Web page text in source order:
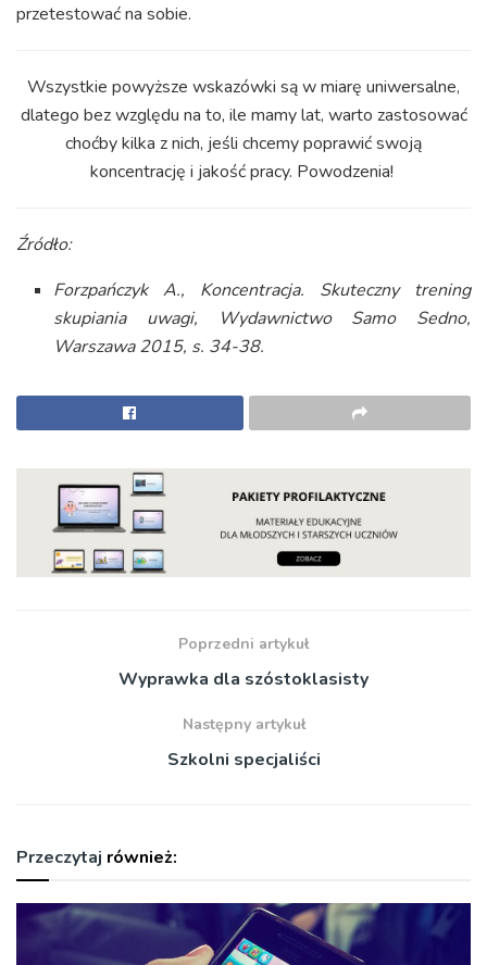
przetestować na sobie.
Wszystkie powyższe wskazówki są w miarę uniwersalne,
dlatego bez względu na to, ile mamy lat, warto zastosować
choćby kilka z nich, jeśli chcemy poprawić swoją
koncentrację i jakość pracy. Powodzenia!
Źródło:
Forzpańczyk A., Koncentracja. Skuteczny trening
skupiania uwagi, Wydawnictwo Samo Sedno,
Warszawa 2015, s. 34-38.
Poprzedni artykuł
Wyprawka dla szóstoklasisty
Następny artykuł
Szkolni specjaliści
Przeczytaj również: